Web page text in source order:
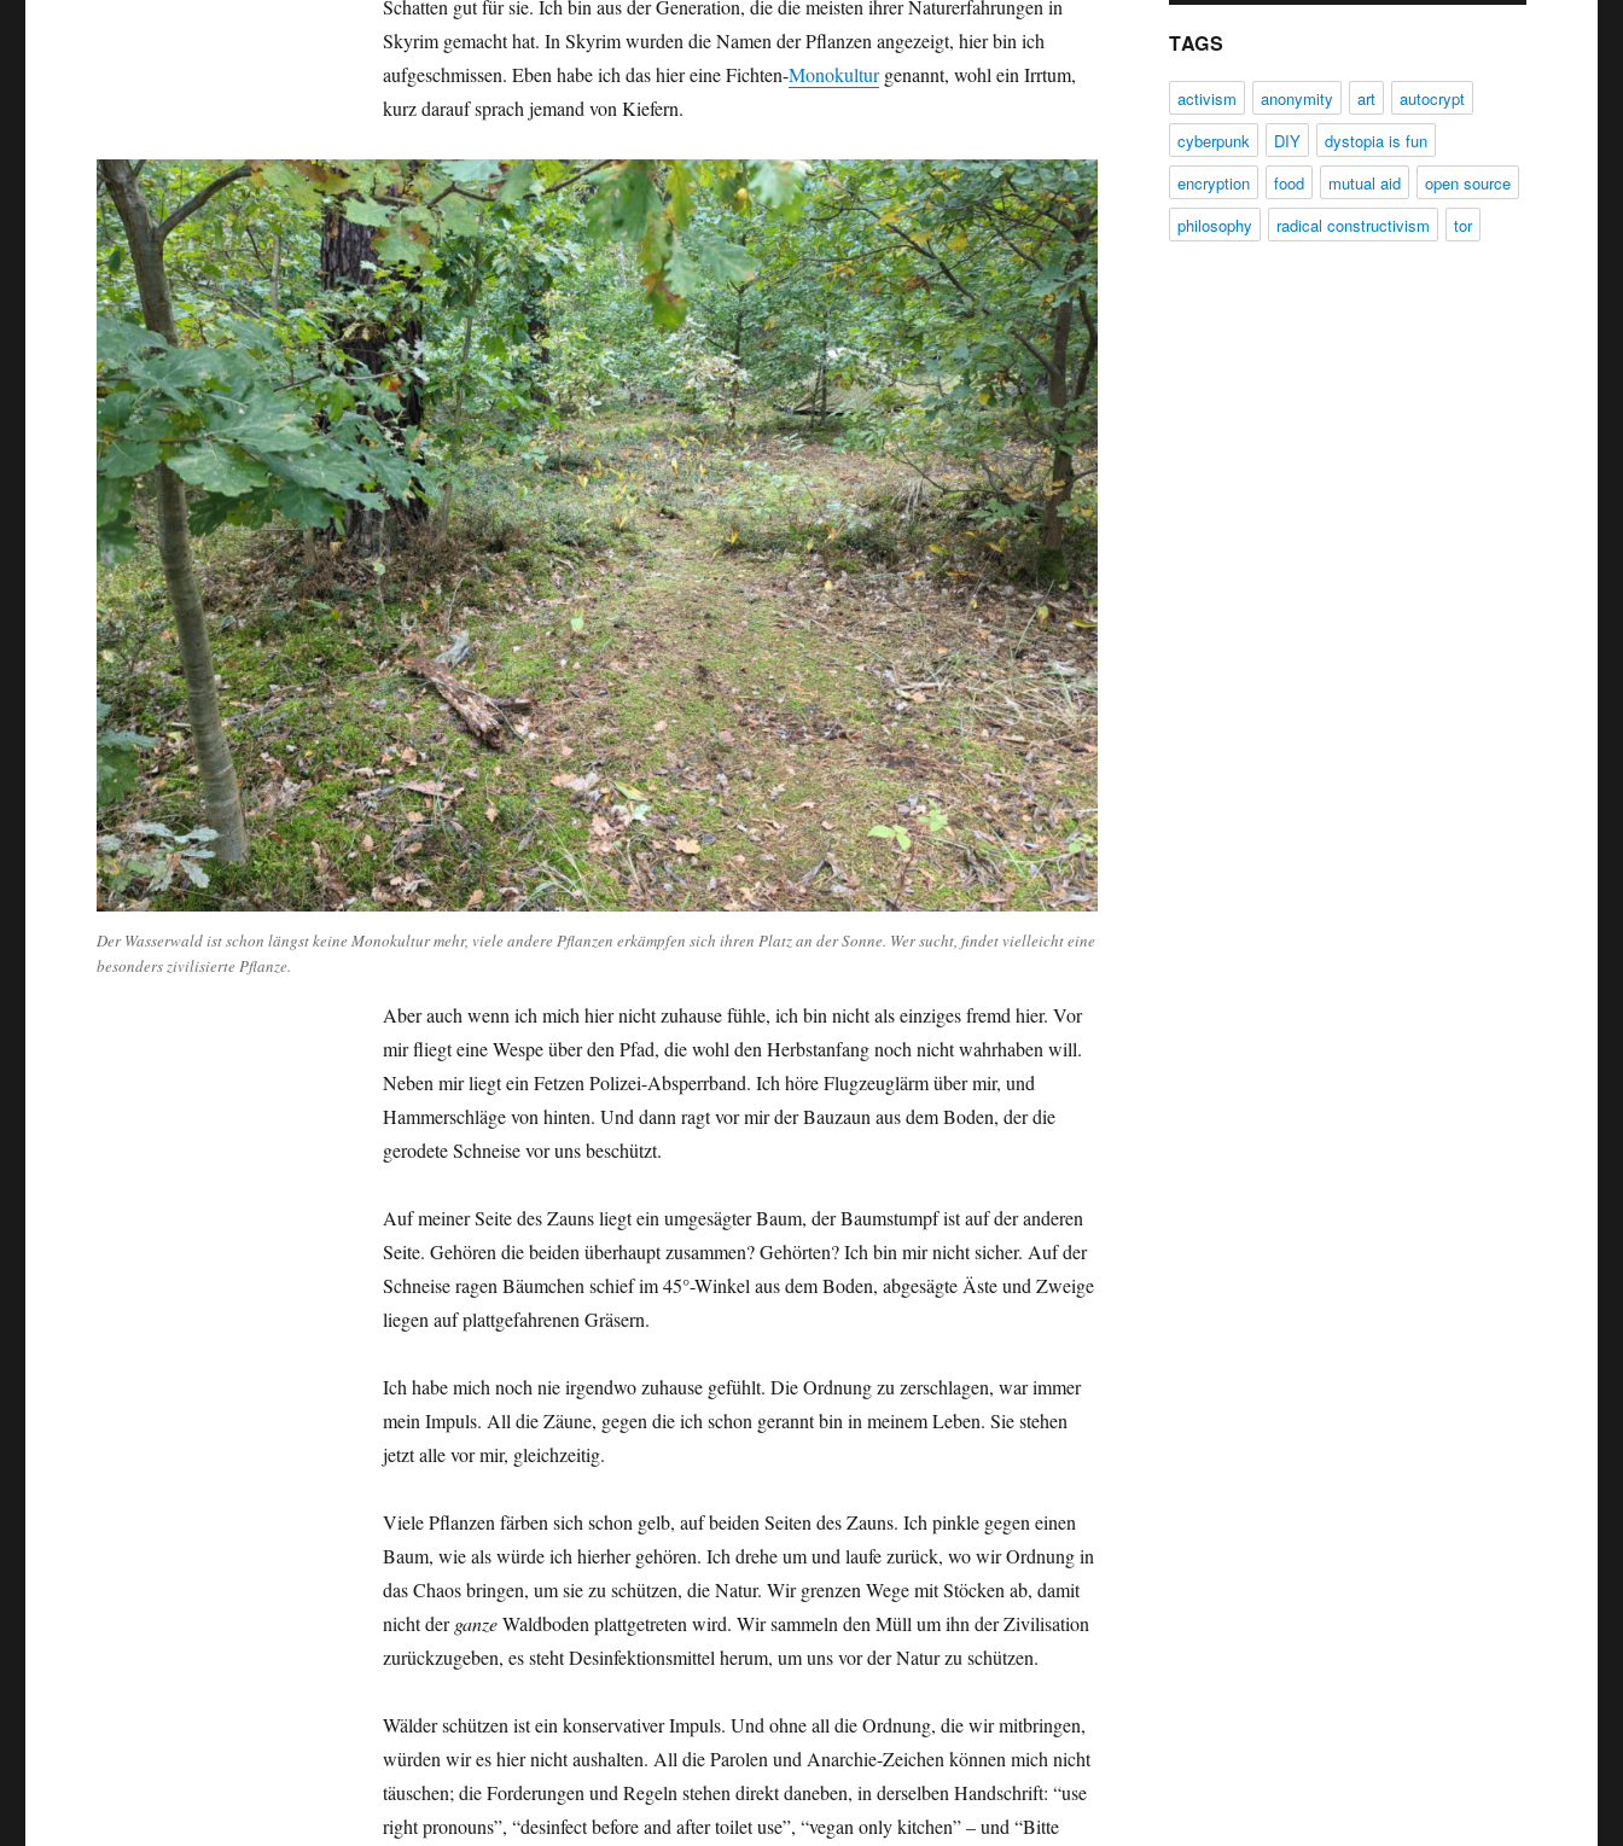
Schatten gut für sie. Ich bin aus der Generation, die die meisten ihrer Naturerfahrungen in
Skyrim gemacht hat. In Skyrim wurden die Namen der Pflanzen angezeigt, hier bin ich
aufgeschmissen. Eben habe ich das hier eine Fichten-Monokulturgenannt, wohl ein Irrtum,
kurz darauf sprach jemand von Kiefern.
Der Wasserwald ist schon längst keine Monokultur mehr, viele andere Pflanzen erkämpfen sich ihren Platz an der Sonne. Wer sucht, findet vielleicht eine
besonders zivilisierte Pflanze.
Aber auch wenn ich mich hier nicht zuhause fühle, ich bin nicht als einziges fremd hier. Vor
mir fliegt eine Wespe über den Pfad, die wohl den Herbstanfang noch nicht wahrhaben will.
Neben mir liegt ein Fetzen Polizei-Absperrband. Ich höre Flugzeuglärm über mir, und
Hammerschläge von hinten. Und dann ragt vor mir der Bauzaun aus dem Boden, der die
gerodete Schneise vor uns beschützt.
Auf meiner Seite des Zauns liegt ein umgesägter Baum, der Baumstumpf ist auf der anderen
Seite. Gehören die beiden überhaupt zusammen? Gehörten? Ich bin mir nicht sicher. Auf der
Schneise ragen Bäumchen schief im 45°-Winkel aus dem Boden, abgesägte Äste und Zweige
liegen auf plattgefahrenen Gräsern.
Ich habe mich noch nie irgendwo zuhause gefühlt. Die Ordnung zu zerschlagen, war immer
mein Impuls. All die Zäune, gegen die ich schon gerannt bin in meinem Leben. Sie stehen
jetzt alle vor mir, gleichzeitig.
Viele Pflanzen färben sich schon gelb, auf beiden Seiten des Zauns. Ich pinkle gegen einen
Baum, wie als würde ich hierher gehören. Ich drehe um und laufe zurück, wo wir Ordnung in
das Chaos bringen, um sie zu schützen, die Natur. Wir grenzen Wege mit Stöcken ab, damit
nicht derganzeWaldboden plattgetreten wird. Wir sammeln den Müll um ihn der Zivilisation
zurückzugeben, es steht Desinfektionsmittel herum, um uns vor der Natur zu schützen.
Wälder schützen ist ein konservativer Impuls. Und ohne all die Ordnung, die wir mitbringen,
würden wir es hier nicht aushalten. All die Parolen und Anarchie-Zeichen können mich nicht
täuschen; die Forderungen und Regeln stehen direkt daneben, in derselben Handschrift: “use
right pronouns”, “desinfect before and after toilet use”, “vegan only kitchen” – und “Bitte
TAGS
activism anonymity art
autocrypt
cyberpunk
DIY
dystopia is fun
encryption
food mutual aid
open source
philosophy
radical constructivism tor